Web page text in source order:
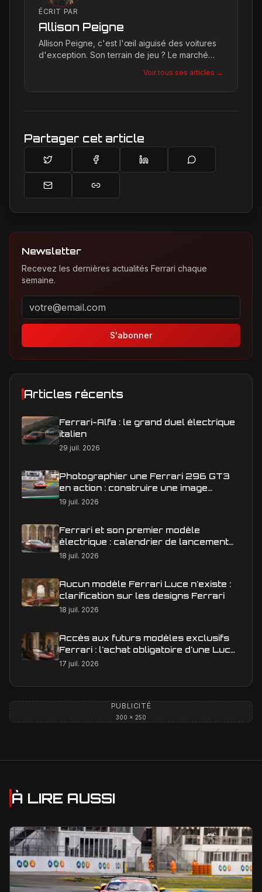
ÉCRIT PAR
Allison Peigne
Allison Peigne, c'est l'œil aiguisé des voitures
d'exception. Son terrain de jeu ? Le marché
une passion contagieuse les dernières
créations, notamment chez Ferrari, sa marque
Voir tous ses articles →
Partager cet article
Newsletter
Recevez les dernières actualités Ferrari chaque
semaine.
Adresse email pour la newsletter
S'abonner
Articles récents
Ferrari-Alfa : le grand duel électrique
italien
29 juil. 2026
Photographier une Ferrari 296 GT3
en action : construire une image
éditoriale qui raconte la course
19 juil. 2026
Ferrari et son premier modèle
électrique : calendrier de lancement
en Europe
18 juil. 2026
Aucun modèle Ferrari Luce n'existe :
clarification sur les designs Ferrari
18 juil. 2026
Accès aux futurs modèles exclusifs
Ferrari : l'achat obligatoire d'une Luce
est-il une réalité ?
17 juil. 2026
PUBLICITÉ
300 × 250
À LIRE AUSSI